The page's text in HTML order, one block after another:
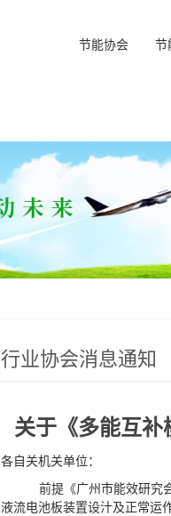
节能协会 节
行业协会消息通知
关于《多能互补
各自关机关单位：
前提《广州市能效研究
液流电池板装置设汁及正常运